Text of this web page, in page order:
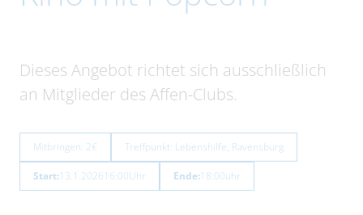
Dieses Angebot richtet sich ausschließlich
an Mitglieder des Affen-Clubs.
Mitbringen: 2€ Treffpunkt: Lebenshilfe, Ravensburg
Start:13.1.2026 16:00Uhr Ende:18:00uhr